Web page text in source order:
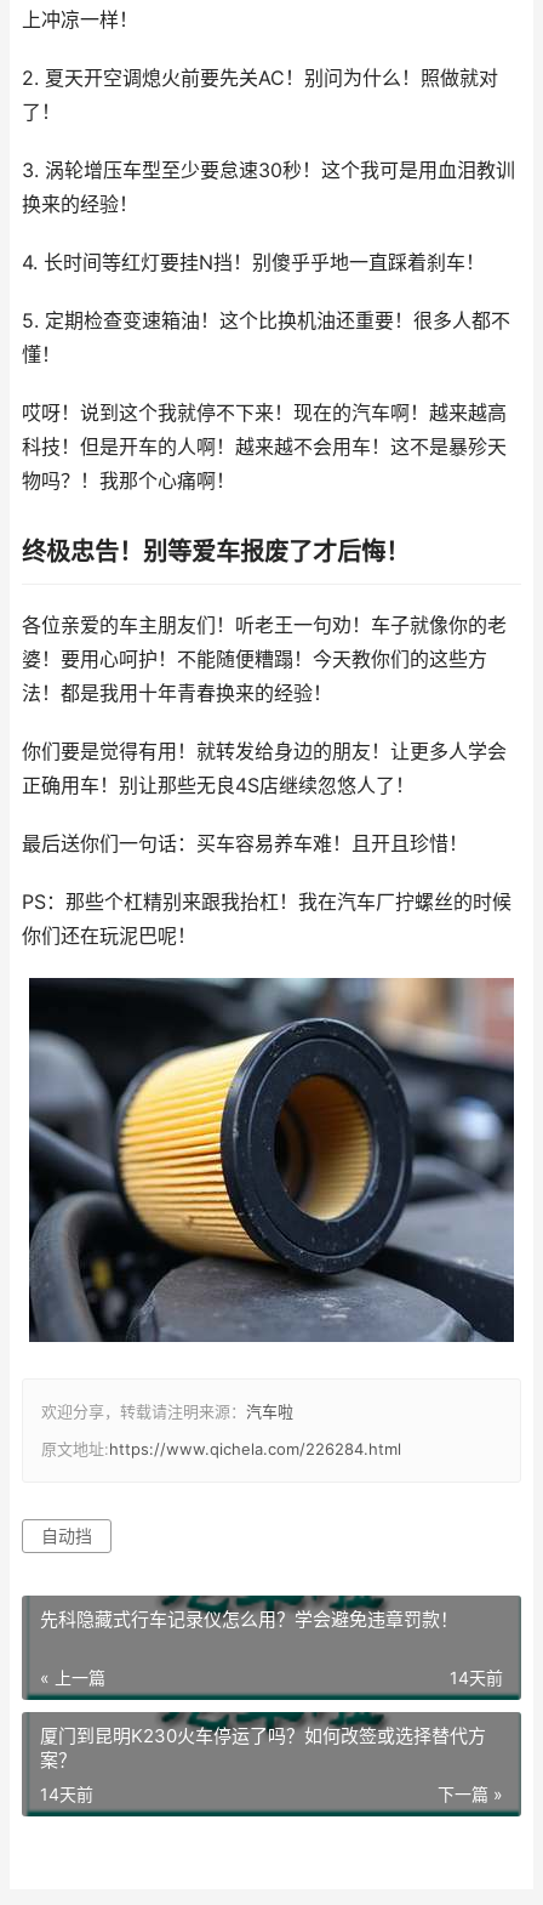
上冲凉一样！
2. 夏天开空调熄火前要先关AC！别问为什么！照做就对
了！
3. 涡轮增压车型至少要怠速30秒！这个我可是用血泪教训
换来的经验！
4. 长时间等红灯要挂N挡！别傻乎乎地一直踩着刹车！
5. 定期检查变速箱油！这个比换机油还重要！很多人都不
懂！
哎呀！说到这个我就停不下来！现在的汽车啊！越来越高
科技！但是开车的人啊！越来越不会用车！这不是暴殄天
物吗？！我那个心痛啊！
终极忠告！别等爱车报废了才后悔！
各位亲爱的车主朋友们！听老王一句劝！车子就像你的老
婆！要用心呵护！不能随便糟蹋！今天教你们的这些方
法！都是我用十年青春换来的经验！
你们要是觉得有用！就转发给身边的朋友！让更多人学会
正确用车！别让那些无良4S店继续忽悠人了！
最后送你们一句话：买车容易养车难！且开且珍惜！
PS：那些个杠精别来跟我抬杠！我在汽车厂拧螺丝的时候
你们还在玩泥巴呢！
欢迎分享，转载请注明来源： 汽车啦
原文地址:https://www.qichela.com/226284.html
自动挡
先科隐藏式行车记录仪怎么用？学会避免违章罚款！
« 上一篇 14天前
厦门到昆明K230火车停运了吗？如何改签或选择替代方
案？
下一篇 »
14天前